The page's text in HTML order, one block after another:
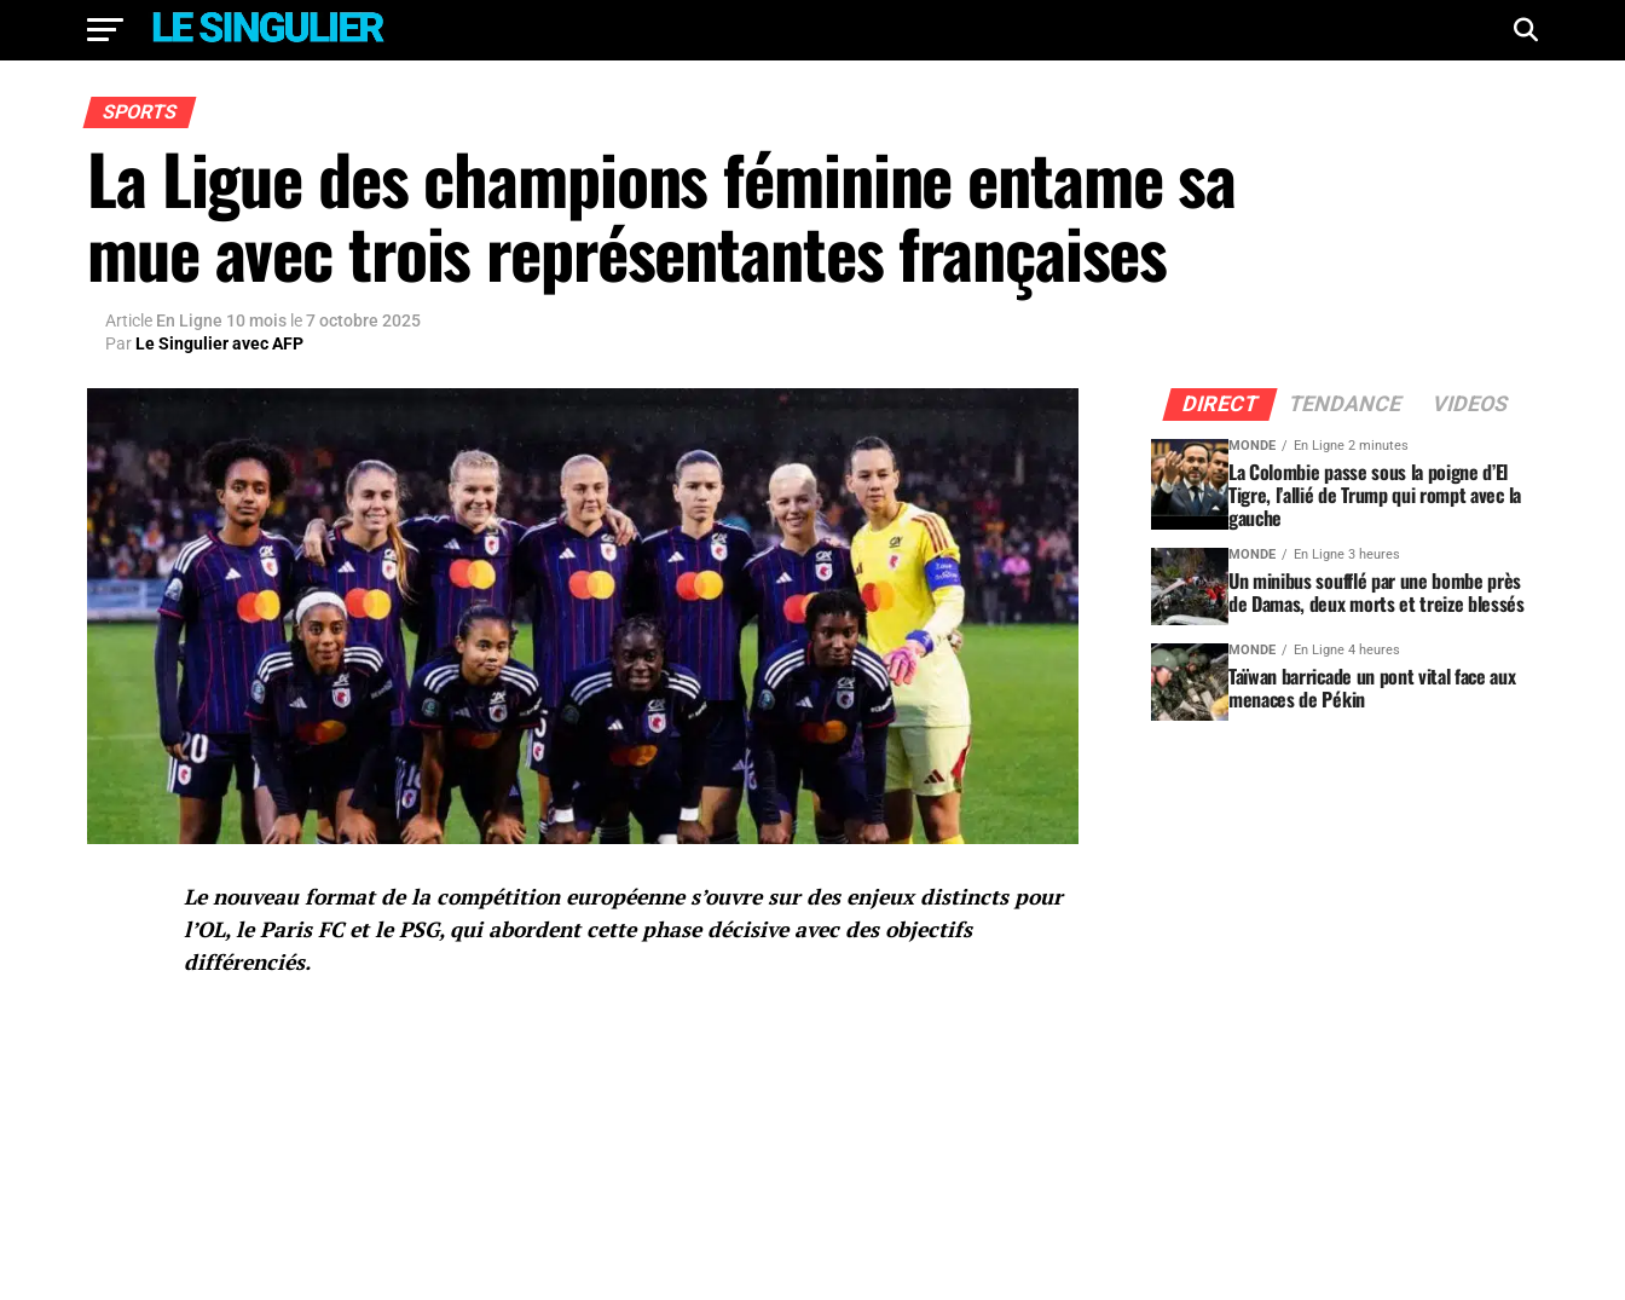
SPORTS
La Ligue des champions féminine entame sa
mue avec trois représentantes françaises
Article En Ligne 10 mois le7 octobre 2025
ParLe Singulier avec AFP
Le nouveau format de la compétition européenne s’ouvre sur des enjeux distincts pour
l’OL, le Paris FC et le PSG, qui abordent cette phase décisive avec des objectifs
différenciés.
DIRECT TENDANCE VIDEOS
MONDE En Ligne 2 minutes
La Colombie passe sous la poigne d’El
Tigre, l’allié de Trump qui rompt avec la
gauche
MONDE En Ligne 3 heures
Un minibus soufflé par une bombe près
de Damas, deux morts et treize blessés
MONDE En Ligne 4 heures
Taïwan barricade un pont vital face aux
menaces de Pékin